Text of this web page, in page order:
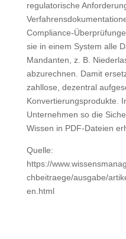
regulatorische
Compliance-
sie in einem System alle
Mandanten, z. B.
abzurechnen. Damit
zahllose, dezentral
Konvertierungsprodukte.
Unternehmen so die
Wissen in PDF-Dateien
Quelle:
https://
chbeitraege/ausgabe/
en.html